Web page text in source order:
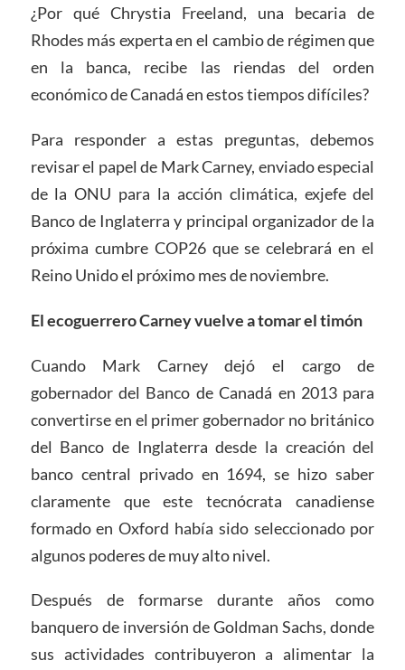
¿Por qué Chrystia Freeland, una becaria de
Rhodes más experta en el cambio de régimen que
en la banca, recibe las riendas del orden
económico de Canadá en estos tiempos difíciles?
Para responder a estas preguntas, debemos
revisar el papel de Mark Carney, enviado especial
de la ONU para la acción climática, exjefe del
Banco de Inglaterra y principal organizador de la
próxima cumbre COP26 que se celebrará en el
Reino Unido el próximo mes de noviembre.
El ecoguerrero Carney vuelve a tomar el timón
Cuando Mark Carney dejó el cargo de
gobernador del Banco de Canadá en 2013 para
convertirse en el primer gobernador no británico
del Banco de Inglaterra desde la creación del
banco central privado en 1694, se hizo saber
claramente que este tecnócrata canadiense
formado en Oxford había sido seleccionado por
algunos poderes de muy alto nivel.
Después de formarse durante años como
banquero de inversión de Goldman Sachs, donde
sus actividades contribuyeron a alimentar la